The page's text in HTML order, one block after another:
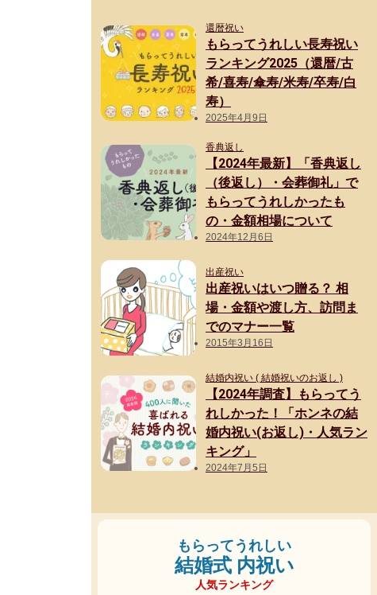
還暦祝い
もらってうれしい長寿祝い
ランキング2025（還暦/古
希/喜寿/傘寿/米寿/卒寿/白
寿）
2025年4月9日
香典返し
【2024年最新】「香典返し
（後返し）・会葬御礼」で
もらってうれしかったも
の・金額相場について
2024年12月6日
出産祝い
出産祝いはいつ贈る？ 相
場・金額や渡し方、訪問ま
でのマナー一覧
2015年3月16日
結婚内祝い ( 結婚祝いのお返し )
【2024年調査】もらってう
れしかった！「ホンネの結
婚内祝い(お返し)・人気ラン
キング」
2024年7月5日
もらってうれしい
結婚式 内祝い
人気ランキング